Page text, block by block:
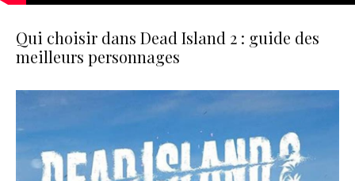
Qui choisir dans Dead Island 2 : guide des
meilleurs personnages